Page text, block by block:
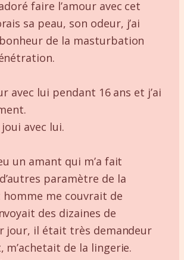
faire l’amour avec cet
sa peau, son odeur, j’ai
de la masturbation
avec lui pendant 16 ans et j’ai
joui avec lui.
un amant qui m’a fait
paramètre de la
homme me couvrait de
des dizaines de
jour, il était très demandeur
m’achetait de la lingerie.